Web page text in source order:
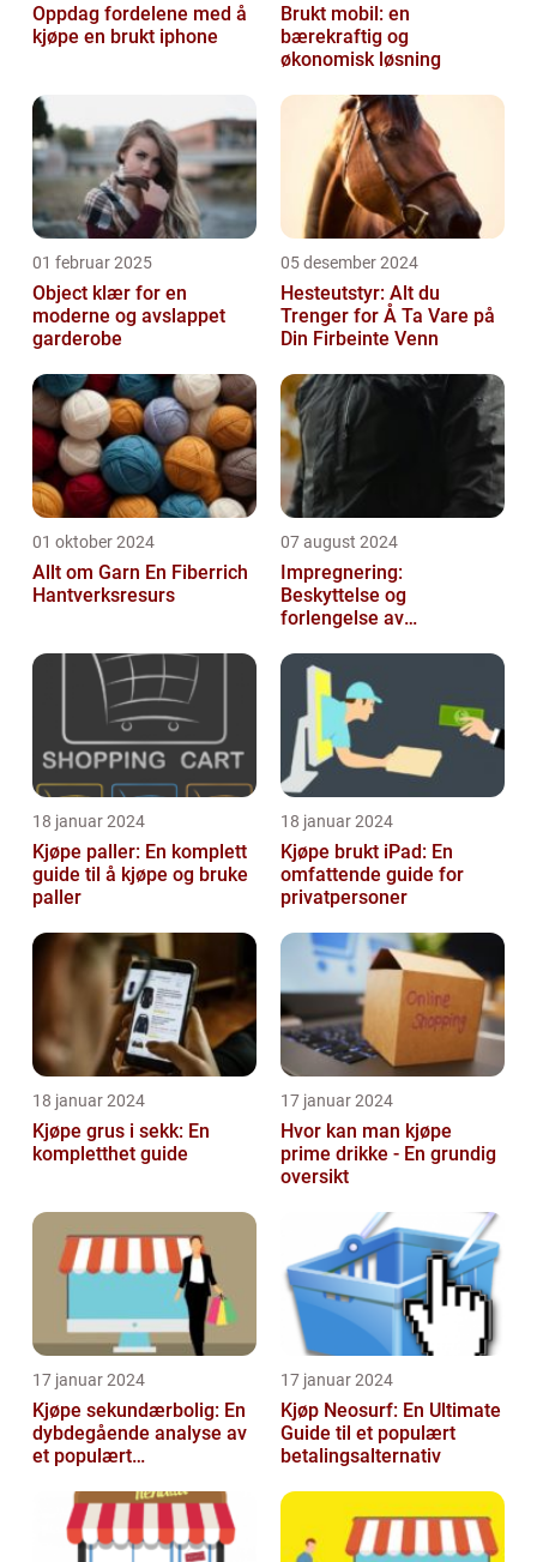
Oppdag fordelene med å
kjøpe en brukt iphone
Brukt mobil: en
bærekraftig og
økonomisk løsning
01 februar 2025
Object klær for en
moderne og avslappet
garderobe
05 desember 2024
Hesteutstyr: Alt du
Trenger for Å Ta Vare på
Din Firbeinte Venn
01 oktober 2024
Allt om Garn En Fiberrich
Hantverksresurs
07 august 2024
Impregnering:
Beskyttelse og
forlengelse av
18 januar 2024
Kjøpe paller: En komplett
guide til å kjøpe og bruke
paller
18 januar 2024
Kjøpe brukt iPad: En
omfattende guide for
privatpersoner
18 januar 2024
Kjøpe grus i sekk: En
kompletthet guide
17 januar 2024
Hvor kan man kjøpe
prime drikke - En grundig
oversikt
17 januar 2024
Kjøpe sekundærbolig: En
dybdegående analyse av
et populært
17 januar 2024
Kjøp Neosurf: En Ultimate
Guide til et populært
betalingsalternativ